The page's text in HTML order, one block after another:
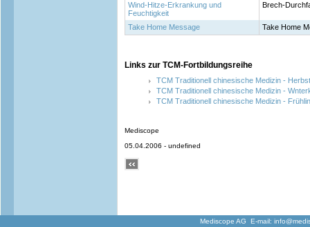
Wind-Hitze-Erkrankung und
Feuchtigkeit
Brech-
Take Home Message Take Home
Links zur TCM-Fortbildungsreihe
TCM Traditionell chinesische Medizin -
TCM Traditionell chinesische Medizin -
TCM Traditionell chinesische Medizin -
Mediscope
05.04.2006 - undefined
Mediscope AG E-mail: